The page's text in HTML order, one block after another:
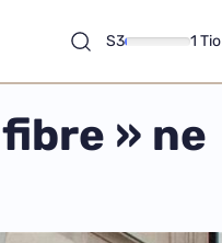
S3 1 Tio
» ne